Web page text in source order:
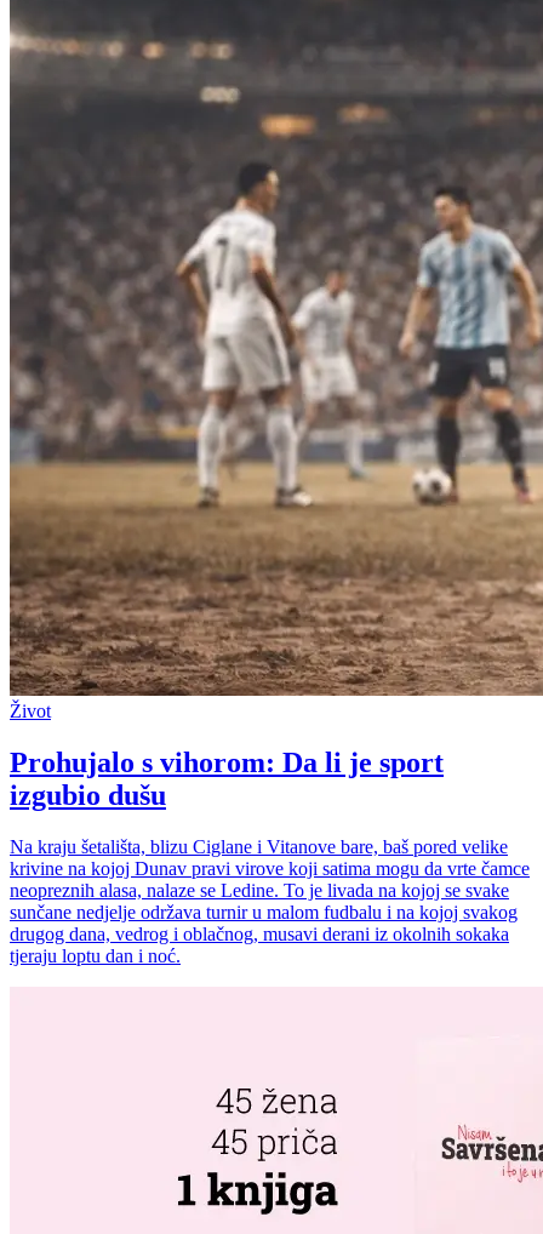
Život
Prohujalo s vihorom: Da li je sport
izgubio dušu
Na kraju šetališta, blizu Ciglane i Vitanove bare, baš pored velike
krivine na kojoj Dunav pravi virove koji satima mogu da vrte čamce
neopreznih alasa, nalaze se Ledine. To je livada na kojoj se svake
sunčane nedjelje održava turnir u malom fudbalu i na kojoj svakog
drugog dana, vedrog i oblačnog, musavi derani iz okolnih sokaka
tjeraju loptu dan i noć.